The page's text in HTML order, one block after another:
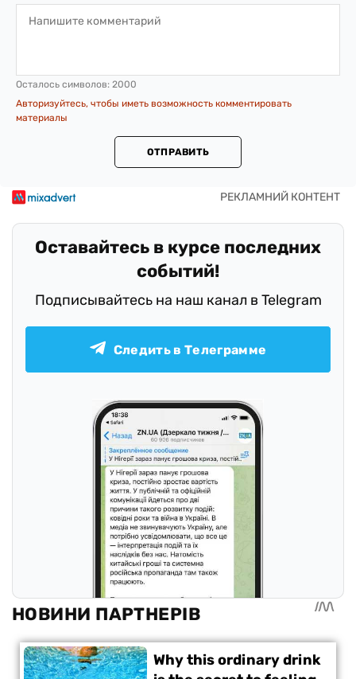
Осталось символов: 2000
Авторизуйтесь, чтобы иметь возможность комментировать
материалы
ОТПРАВИТЬ
Оставайтесь в курсе последних
событий!
Подписывайтесь на наш канал в Telegram
Следить в Телеграмме